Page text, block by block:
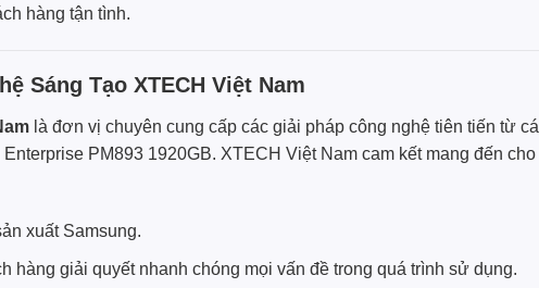
hàng tận tình.
Sáng Tạo XTECH Việt Nam
là đơn vị chuyên cung cấp các giải pháp công nghệ tiên tiến từ
Enterprise PM893 1920GB. XTECH Việt Nam cam kết mang đến
xuất Samsung.
hàng giải quyết nhanh chóng mọi vấn đề trong quá trình sử dụng.